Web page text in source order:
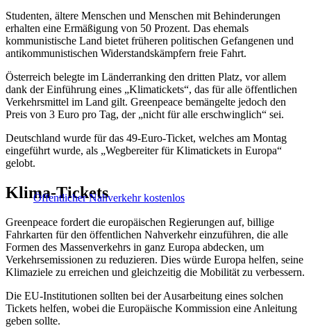
Studenten, ältere Menschen und Menschen mit Behinderungen
erhalten eine Ermäßigung von 50 Prozent. Das ehemals
kommunistische Land bietet früheren politischen Gefangenen und
antikommunistischen Widerstandskämpfern freie Fahrt.
Österreich belegte im Länderranking den dritten Platz, vor allem
dank der Einführung eines „Klimatickets“, das für alle öffentlichen
Verkehrsmittel im Land gilt. Greenpeace bemängelte jedoch den
Preis von 3 Euro pro Tag, der „nicht für alle erschwinglich“ sei.
Deutschland wurde für das 49-Euro-Ticket, welches am Montag
eingeführt wurde, als „Wegbereiter für Klimatickets in Europa“
gelobt.
Öffentlicher Nahverkehr kostenlos
Klima-Tickets
Greenpeace fordert die europäischen Regierungen auf, billige
Fahrkarten für den öffentlichen Nahverkehr einzuführen, die alle
Formen des Massenverkehrs in ganz Europa abdecken, um
Verkehrsemissionen zu reduzieren. Dies würde Europa helfen, seine
Klimaziele zu erreichen und gleichzeitig die Mobilität zu verbessern.
Die EU-Institutionen sollten bei der Ausarbeitung eines solchen
Tickets helfen, wobei die Europäische Kommission eine Anleitung
geben sollte.